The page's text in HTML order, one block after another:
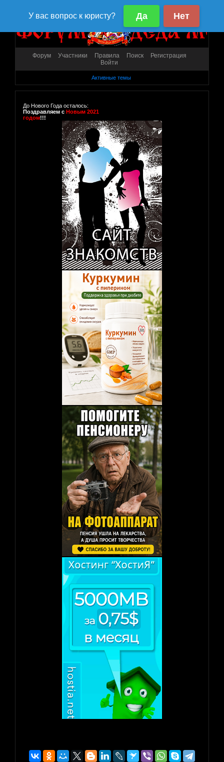
Форум Участники Правила Поиск
Регистрация
Войти
Активные темы
До Нового Года осталось:
Поздравляем с Новым 2021
годом!!!